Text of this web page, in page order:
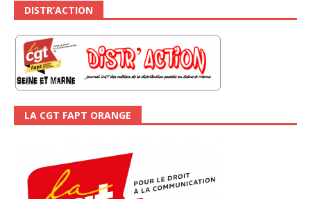
DISTR’ACTION
LA CGT FAPT ORANGE